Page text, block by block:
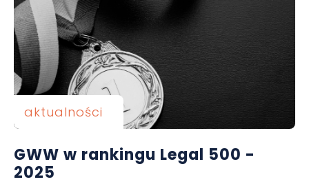
aktualności
GWW w rankingu Legal 500 -
2025